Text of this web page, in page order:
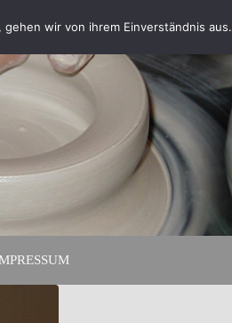
wir von ihrem Einverständnis aus.